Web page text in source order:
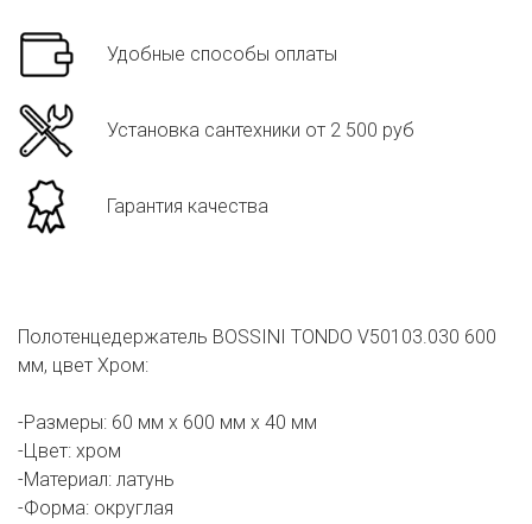
Удобные способы оплаты
Установка сантехники от 2 500 руб
Гарантия качества
Полотенцедержатель BOSSINI TONDO V50103.030 600
мм, цвет Хром:
-Размеры: 60 мм х 600 мм х 40 мм
-Цвет: хром
-Материал: латунь
-Форма: округлая